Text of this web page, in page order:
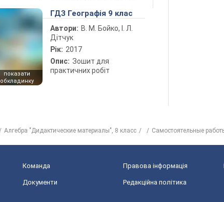
показати
обкладинку
ГДЗ Географія 9 клас
Автори: В. М. Бойко, І. Л.
Дітчук
Рік: 2017
Опис: Зошит для
практичних робіт
Алгебра "Дидактические материалы", 8 класс Самостоятельные
Команда Правова інформація
Документи Редакційна політика